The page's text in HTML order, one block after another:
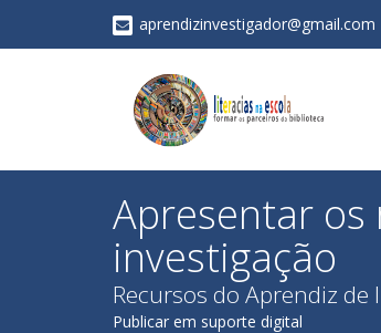
aprendizinvestigador@gmail.com
Apresentar os
investigação
Recursos do Aprendiz de
Publicar em suporte digital